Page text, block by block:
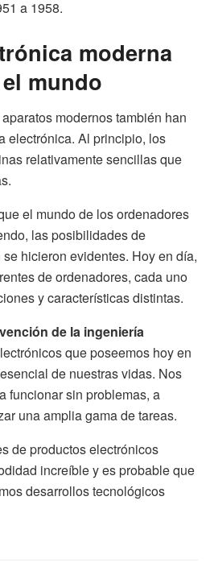
a 1958.
moderna
mundo
modernos también han
electrónica. Al principio, los
relativamente sencillas que
el mundo de los ordenadores
las posibilidades de
hicieron evidentes. Hoy en día,
de ordenadores, cada uno
y características distintas.
de la ingeniería
que poseemos hoy en
de nuestras vidas. Nos
funcionar sin problemas, a
una amplia gama de tareas.
de productos electrónicos
increíble y es probable que
desarrollos tecnológicos